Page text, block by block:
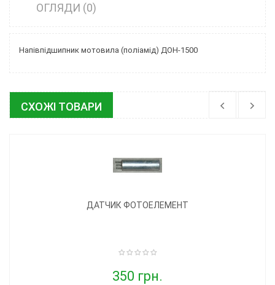
ОГЛЯДИ (0)
Напівпідшипник мотовила (поліамід) ДОН-1500
СХОЖІ ТОВАРИ
ДАТЧИК ФОТОЕЛЕМЕНТ
350 грн.